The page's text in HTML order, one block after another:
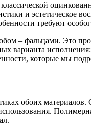
и эстетическое
требуют
– фальцами. Это
варианта
которые мы
обоих